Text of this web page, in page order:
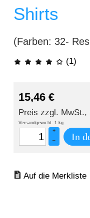
Shirts
(Farben: 32-
(1)
15,46 €
Preis zzgl.
Versandgewicht: 1 kg
+
–
In